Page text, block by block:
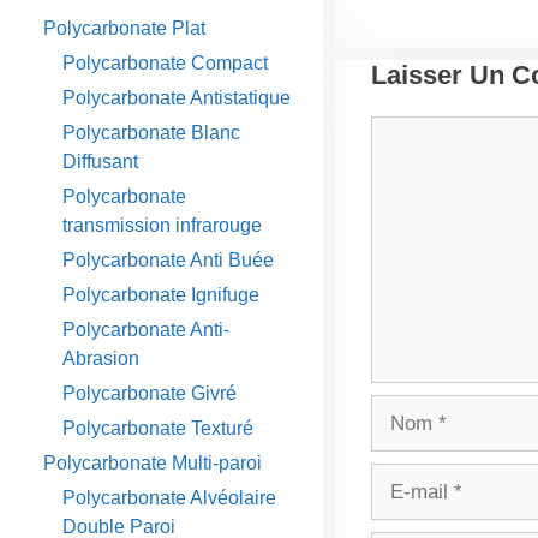
Laisser Un
Polycarbonate Plat
Polycarbonate Compact
Polycarbonate Antistatique
Polycarbonate Blanc
Diffusant
Polycarbonate
transmission infrarouge
Polycarbonate Anti Buée
Polycarbonate Ignifuge
Polycarbonate Anti-
Abrasion
Polycarbonate Givré
Polycarbonate Texturé
Polycarbonate Multi-paroi
Polycarbonate Alvéolaire
Double Paroi